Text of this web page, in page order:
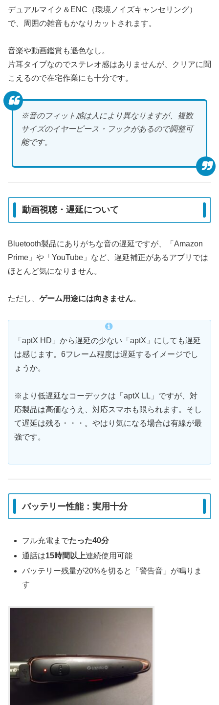
デュアルマイク＆ENC（環境ノイズキャンセリング）
で、周囲の雑音もかなりカットされます。
音楽や動画鑑賞も遜色なし。
片耳タイプなのでステレオ感はありませんが、クリアに聞
こえるので在宅作業にも十分です。
※音のフィット感は人により異なりますが、複数
サイズのイヤーピース・フックがあるので調整可
能です。
動画視聴・遅延について
Bluetooth製品にありがちな音の遅延ですが、「Amazon
Prime」や「YouTube」など、遅延補正があるアプリでは
ほとんど気になりません。
ただし、 ゲーム用途には向きません。
「aptX HD」から遅延の少ない「aptX」にしても遅延
は感じます。6フレーム程度は遅延するイメージでし
ょうか。
※より低遅延なコーデックは「aptX LL」ですが、対
応製品は高価なうえ、対応スマホも限られます。そし
て遅延は残る・・・。やはり気になる場合は有線が最
強です。
バッテリー性能：実用十分
フル充電までたった40分
通話は15時間以上連続使用可能
バッテリー残量が20%を切ると「警告音」が鳴りま
す